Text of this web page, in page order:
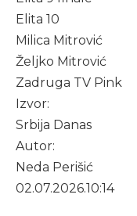
Elita 10
Milica Mitrović
Željko Mitrović
Zadruga TV Pink
Izvor:
Srbija Danas
Autor:
Neda Perišić
02.07.2026.10:14